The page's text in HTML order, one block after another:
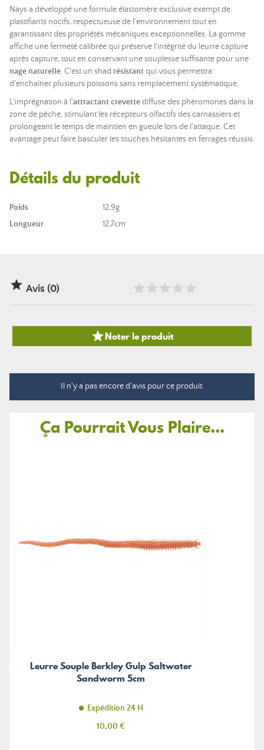
Nays a développé une formule élastomère exclusive exempt de
plastifiants nocifs, respectueuse de l'environnement tout en
garantissant des propriétés mécaniques exceptionnelles. La gomme
affiche une fermeté calibrée qui préserve l'intégrité du leurre capture
après capture, tout en conservant une souplesse suffisante pour une
nage naturelle. C'est un shad résistantqui vous permettra
d'enchaîner plusieurs poissons sans remplacement systématique.
L'imprégnation à l'attractant crevettediffuse des phéromones dans la
zone de pêche, stimulant les récepteurs olfactifs des carnassiers et
prolongeant le temps de maintien en gueule lors de l'attaque. Cet
avantage peut faire basculer les touches hésitantes en ferrages réussis.
Détails du produit
Poids
12,9g
Longueur
12,7cm
 Avis (0)
Noter le produit
Il n'y a pas encore d'avis pour ce produit.
Ça Pourrait Vous Plaire...
Leurre Souple Berkley Gulp Saltwater
Sandworm 5cm
Expédition 24 H
Prix
10,00 €